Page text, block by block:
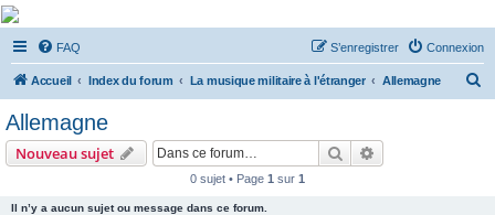
De Musicae Militari -
Forums
Forums de discussions
FAQ Connexion
S’enregistrer
Accueil Index du forum La musique militaire à l'étranger Allemagne
Allemagne
Nouveau sujet Rechercher
0 sujet • Page 1 sur 1
Il n’y a aucun sujet ou message dans ce forum.